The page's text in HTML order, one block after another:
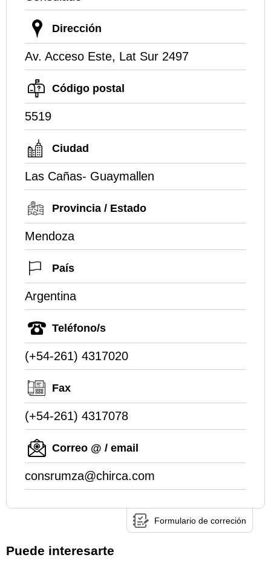
Dirección
Av. Acceso Este, Lat Sur 2497
Código postal
5519
Ciudad
Las Cañas- Guaymallen
Provincia / Estado
Mendoza
País
Argentina
Teléfono/s
(+54-261) 4317020
Fax
(+54-261) 4317078
Correo @ / email
consrumza@chirca.com
Formulario de correción
Puede interesarte